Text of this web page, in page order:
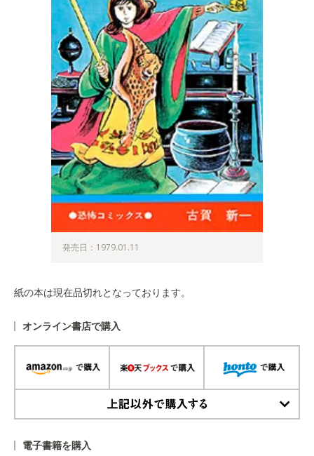
発売日：1979.01.11
紙の本は現在品切れとなっております。
オンライン書店で購入
電子書籍を購入